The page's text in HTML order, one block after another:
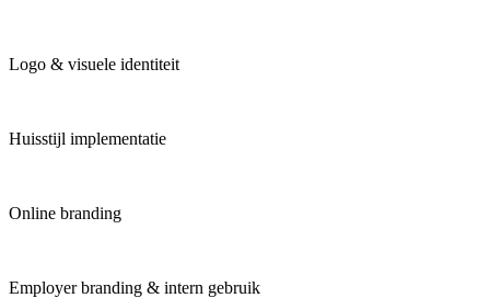
Logo & visuele identiteit
Huisstijl implementatie
Online branding
Employer branding & intern gebruik